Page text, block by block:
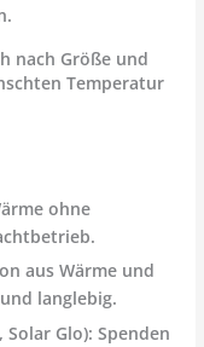
nach Größe und
Temperatur
ohne
aus Wärme und
langlebig.
Solar Glo): Spenden